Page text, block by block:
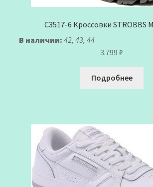
C3517-6 Кроссовки STROBBS
В наличии: 42, 43, 44
3.799 ₽
Подробнее